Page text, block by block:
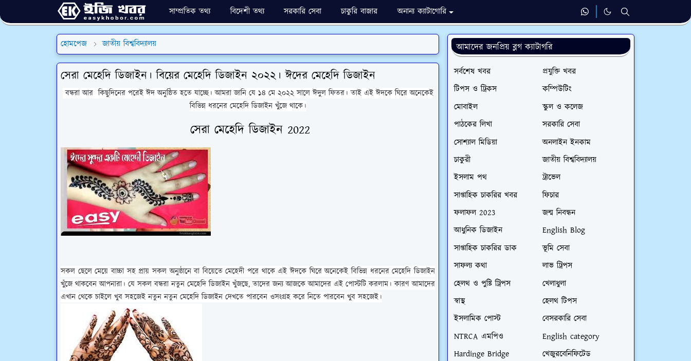
সাম্প্রতিক তথ্য বিদেশী তথ্য সরকারি সেবা চাকুরি বাজার অনান্য ক্যাটাগোরি
হোমপেজ জাতীয় বিশ্ববিদ্যালয়
সেরা মেহেদি ডিজাইন। বিয়ের মেহেদি ডিজাইন ২০২২। ঈদের মেহেদি ডিজাইন
বন্ধরা আর কিছুদিনের পরেই ঈদ অনুষ্ঠিত হতে যাচ্ছে। আমরা জানি যে ১৪ মে ২০২২ সালে ঈদুল ফিতর। তাই এই ঈদকে ঘিরে অনেকেই
বিভিন্ন ধরনের মেহেদি ডিজাইন খুঁজে থাকে।
সেরা মেহেদি ডিজাইন 2022
সকল ছেলে মেয়ে বাচ্চা সহ প্রায় সকল অনুষ্ঠানে বা বিয়েতে মেহেদী পরে থাকে এই ঈদকে ঘিরে অনেকেই বিভিন্ন ধরনের মেহেদি ডিজাইন
খুঁজে থাকবেন আপনারা। যে সকল বন্ধরা নতুন মেহেদি ডিজাইন খুঁজছে, তাদের জন্য আজকে আমাদের এই পোস্টটি করলাম। কারণ আমাদের
এখান থেকে চাইলে খুব সহজেই নতুন নতুন মেহেদি ডিজাইন দেখতে পারবেন ওসংগ্রহ করে নিতে পারবেন খুব সহজেই।
আমাদের জনপ্রিয় ব্লগ ক্যাটাগরি
সর্বশেষ খবর
প্রযুক্তি খবর
টিপস ও ট্রিকস
কম্পিউটিং
মোবাইল
স্কুল ও কলেজ
পাঠকের লিখা
সরকারি সেবা
সোশ্যাল মিডিয়া
অনলাইন ইনকাম
চাকুরী
জাতীয় বিশ্ববিদ্যালয়
ইসলাম পথ
ট্রাভেল
সাপ্তাহিক চাকরির খবর
ফিচার
ফলাফল 2023
জন্ম নিবন্ধন
আধুনিক ডিজাইন
English Blog
সাপ্তাহিক চাকরির ডাক
ভূমি সেবা
সাফল্য কথা
লাভ ট্রিপস
হেলথ ও পুষ্টি ট্রিপস
খেলাধুলা
স্বাস্থ
হেলথ টিপস
ইসলামিক পোস্ট
বেসরকারি সেবা
NTRCA এমপিও
English category
Hardinge Bridge
খেজুরবেনিফিটেড